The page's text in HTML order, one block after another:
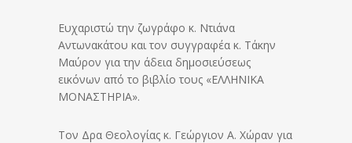
Ευχαριστώ την ζωγράφο κ. Ντιάνα
Αντωνακάτου και τον συγγραφέα κ. Τάκην
Μαύρον για την άδεια δημοσιεύσεως
εικόνων από το βιβλίο τους «ΕΛΛΗΝΙΚΑ
ΜΟΝΑΣΤΗΡΙΑ».
Τον Δρα Θεολογίας κ. Γεώργιον Α. Χώραν για